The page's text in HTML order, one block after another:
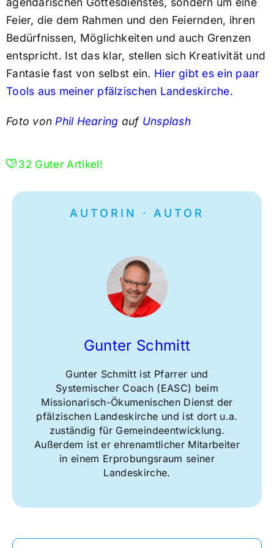
Feier, die dem Rahmen und den Feiernden, ihren
Bedürfnissen, Möglichkeiten und auch Grenzen
entspricht. Ist das klar, stellen sich Kreativität und
Fantasie fast von selbst ein. Hier gibt es ein paar
Tools aus meiner pfälzischen Landeskirche.
Foto von Phil Hearing auf Unsplash
32 Guter Artikel!
AUTORIN · AUTOR
Gunter Schmitt
Gunter Schmitt ist Pfarrer und
Systemischer Coach (EASC) beim
Missionarisch-Ökumenischen Dienst der
pfälzischen Landeskirche und ist dort u.a.
zuständig für Gemeindeentwicklung.
Außerdem ist er ehrenamtlicher Mitarbeiter
in einem Erprobungsraum seiner
Landeskirche.